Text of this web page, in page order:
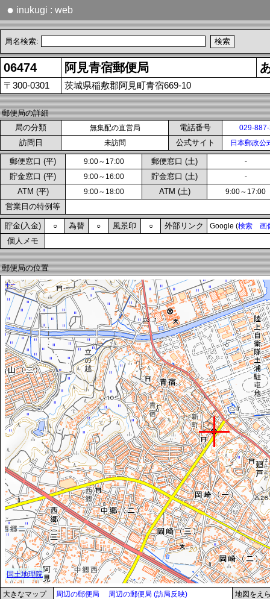
● inukugi : web
局名検索:
06474 阿見青宿郵便局
〒300-0301 茨城県稲敷郡阿見町青宿669-10
郵便局の詳細
局の分類
無集配の直営局 電話番号 029-
訪問日 未訪問 公式サイト 日本郵政公
郵便窓口 (平) 9:00～17:00 郵便窓口 (土) -
貯金窓口 (平) 9:00～16:00 貯金窓口 (土) -
ATM (平) 9:00～18:00 ATM (土) 9:00～17:00
営業日の特例等
貯金(入金) ○ 為替 ○ 風景印 ○ 外部リンク Google (検索 画
個人メモ
郵便局の位置
大きなマップ 周辺の郵便局 周辺の郵便局 (訪局反映) 地図をえ